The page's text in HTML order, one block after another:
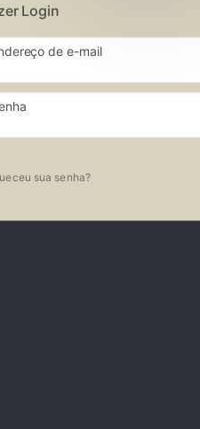
Login
de e-mail
sua senha?